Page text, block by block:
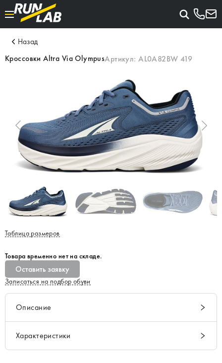
Назад
Кроссовки Altra Via OlympusАртикул:AL0A82BW 419
Таблица размеров
Товара временно нет на складе.
Оставить заявку
Записаться на подбор обуви
Описание
Характеристики